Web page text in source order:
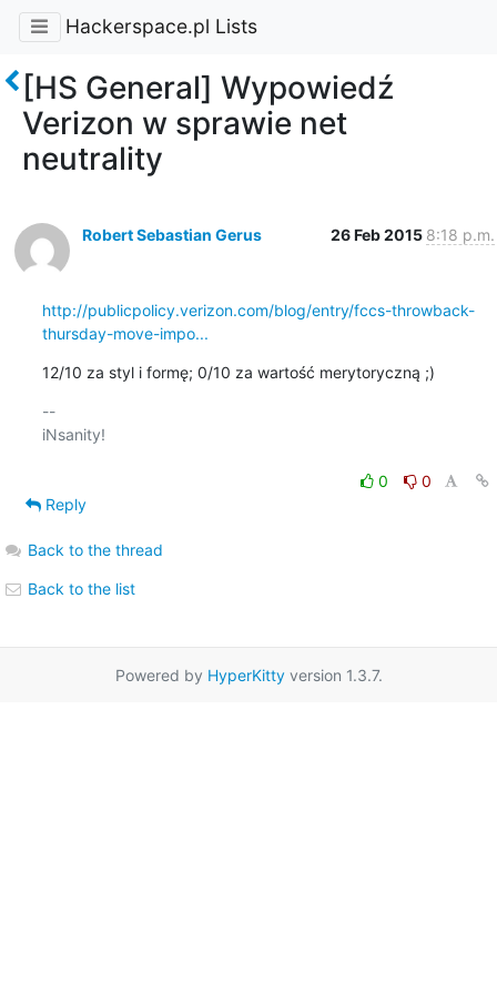
Hackerspace.pl Lists
[HS General] Wypowiedź
Verizon w sprawie net
neutrality
Robert Sebastian Gerus 26 Feb 2015 8:18 p.m.
http://publicpolicy.verizon.com/blog/entry/fccs-throwback-
thursday-move-impo...
12/10 za styl i formę; 0/10 za wartość merytoryczną ;)
--
iNsanity!
0
0
Reply
Back to the thread
Back to the list
Powered by HyperKittyversion 1.3.7.